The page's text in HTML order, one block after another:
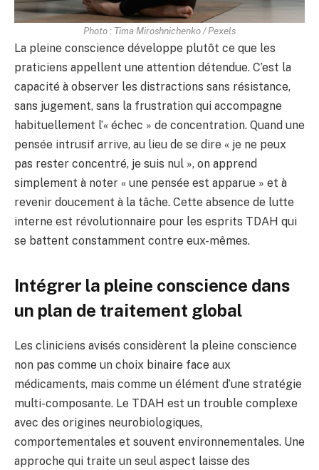
Photo : Tima Miroshnichenko / Pexels
La pleine conscience développe plutôt ce que les
praticiens appellent une attention détendue. C’est la
capacité à observer les distractions sans résistance,
sans jugement, sans la frustration qui accompagne
habituellement l’« échec » de concentration. Quand une
pensée intrusif arrive, au lieu de se dire « je ne peux
pas rester concentré, je suis nul », on apprend
simplement à noter « une pensée est apparue » et à
revenir doucement à la tâche. Cette absence de lutte
interne est révolutionnaire pour les esprits TDAH qui
se battent constamment contre eux-mêmes.
Intégrer la pleine conscience dans
un plan de traitement global
Les cliniciens avisés considèrent la pleine conscience
non pas comme un choix binaire face aux
médicaments, mais comme un élément d’une stratégie
multi-composante. Le TDAH est un trouble complexe
avec des origines neurobiologiques,
comportementales et souvent environnementales. Une
approche qui traite un seul aspect laisse des